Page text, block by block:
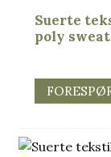
Suerte
poly